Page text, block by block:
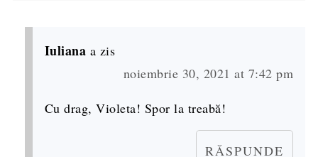
Iuliana a zis
noiembrie 30, 2021 at 7:42 pm
Cu drag, Violeta! Spor la treabă!
RĂSPUNDE